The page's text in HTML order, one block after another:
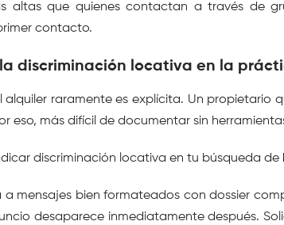
altas que quienes contactan a través de
contacto.
discriminación locativa en la
alquiler raramente es explícita. Un
eso, más difícil de documentar sin
discriminación locativa en tu búsqueda de
a mensajes bien formateados con dossier
desaparece inmediatamente después.